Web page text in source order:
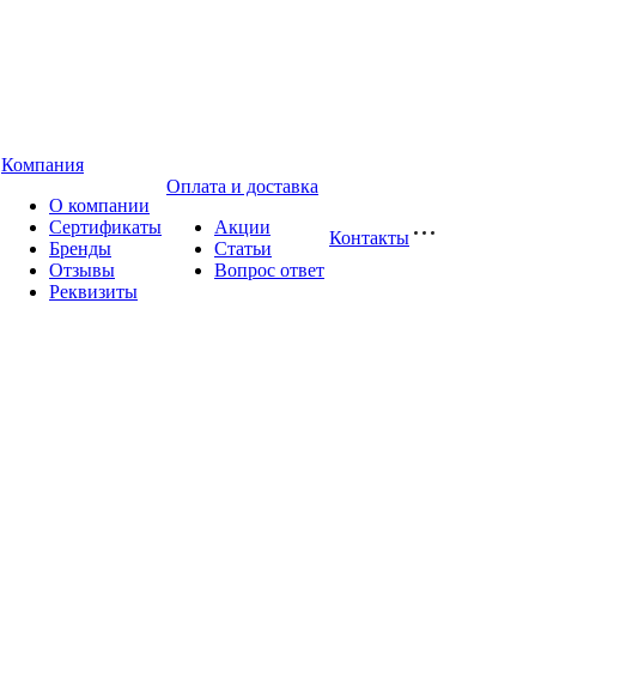
Компания
О компании
Сертификаты
Бренды
Отзывы
Реквизиты
Оплата и доставка
Акции
Статьи
Вопрос ответ
Контакты